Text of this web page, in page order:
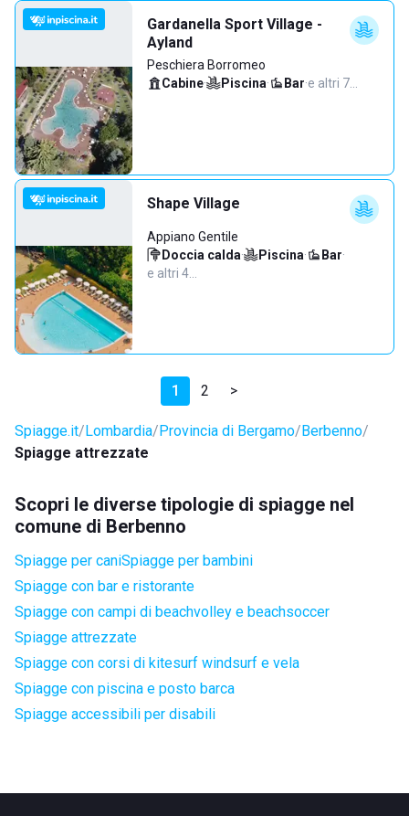
Gardanella Sport Village -
Ayland
Peschiera Borromeo
Cabine· Piscina· Bar·e altri 7…
Shape Village
Appiano Gentile
Doccia calda· Piscina· Bar·
e altri 4…
1 2 >
Spiagge.it Lombardia Provincia di Bergamo Berbenno
Spiagge attrezzate
Scopri le diverse tipologie di spiagge nel
comune di Berbenno
Spiagge per caniSpiagge per bambini
Spiagge con bar e ristorante
Spiagge con campi di beachvolley e beachsoccer
Spiagge attrezzate
Spiagge con corsi di kitesurf windsurf e vela
Spiagge con piscina e posto barca
Spiagge accessibili per disabili